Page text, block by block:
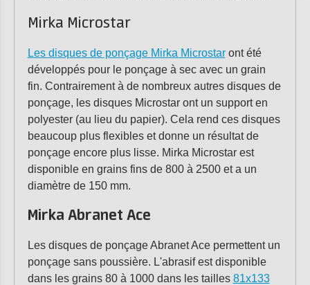
Mirka Microstar
Les disques de ponçage Mirka Microstaront été
développés pour le ponçage à sec avec un grain
fin. Contrairement à de nombreux autres disques de
ponçage, les disques Microstar ont un support en
polyester (au lieu du papier). Cela rend ces disques
beaucoup plus flexibles et donne un résultat de
ponçage encore plus lisse. Mirka Microstar est
disponible en grains fins de 800 à 2500 et a un
diamètre de 150 mm.
Mirka Abranet Ace
Les disques de ponçage Abranet Ace permettent un
ponçage sans poussière. L'abrasif est disponible
dans les grains 80 à 1000 dans les tailles 81x133